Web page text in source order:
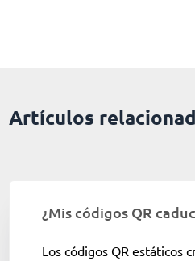
Artículos
¿Mis códigos QR
Los códigos QR estáticos